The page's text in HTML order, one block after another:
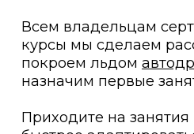
Всем владельцам
курсы мы сделаем
покроем льдом
назначим первые
Приходите на